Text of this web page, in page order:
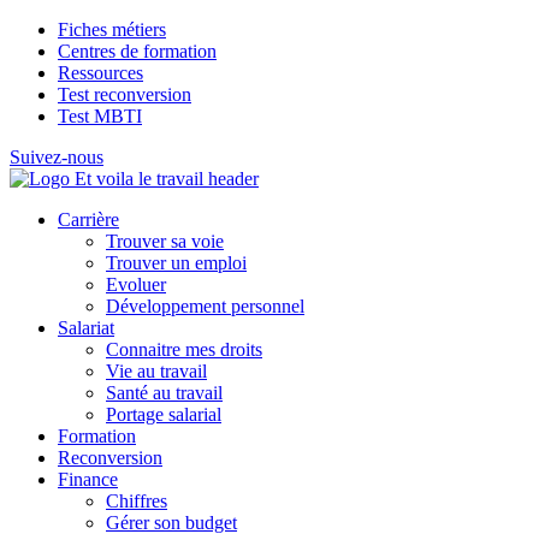
Fiches métiers
Centres de formation
Ressources
Test reconversion
Test MBTI
Suivez-nous
Carrière
Trouver sa voie
Trouver un emploi
Evoluer
Développement personnel
Salariat
Connaitre mes droits
Vie au travail
Santé au travail
Portage salarial
Formation
Reconversion
Finance
Chiffres
Gérer son budget